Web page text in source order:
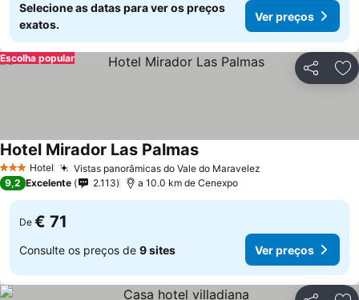
Selecione as datas para ver os preços
exatos.
Ver preços
Partilhar
Escolha popular
3 EstrelasHotel Vistas panorâmicas do Vale do Maravelez
Hotel Mirador Las PalmasVer preços
9,2 Excelente 2.113 a 10.0 km de Cenexpo
De € 71
Consulte os preços de 9 sites Ver preços